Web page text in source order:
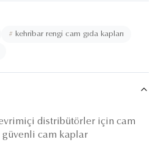
# kehribar rengi cam gıda kapları
distribütörler için cam
güvenli cam kaplar